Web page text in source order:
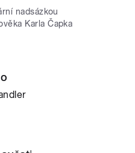
nadsázkou
Karla Čapka